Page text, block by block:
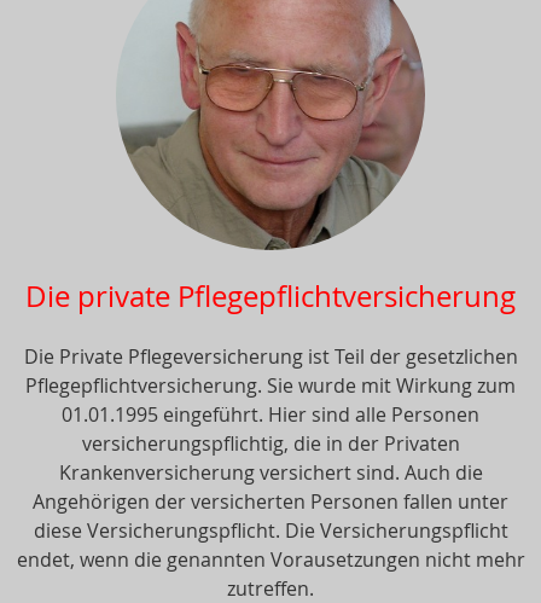
Die private Pflegepflichtversicherung
Die Private Pflegeversicherung ist Teil der gesetzlichen
Pflegepflichtversicherung. Sie wurde mit Wirkung zum
01.01.1995 eingeführt. Hier sind alle Personen
versicherungspflichtig, die in der Privaten
Krankenversicherung versichert sind. Auch die
Angehörigen der versicherten Personen fallen unter
diese Versicherungspflicht. Die Versicherungspflicht
endet, wenn die genannten Vorausetzungen nicht mehr
zutreffen.